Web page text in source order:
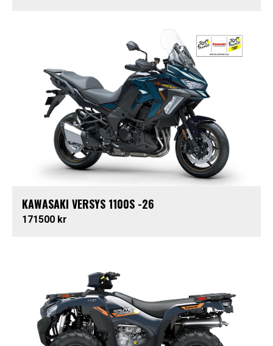
KAWASAKI VERSYS 1100S -26
171500 kr